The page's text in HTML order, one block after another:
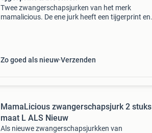
Twee zwangerschapsjurken van het merk
mamalicious. De ene jurk heeft een tijgerprint en
Zo goed als nieuw Verzenden
MamaLicious zwangerschapsjurk 2 stuks
maat L ALS Nieuw
Als nieuwe zwangerschapsjurkken van